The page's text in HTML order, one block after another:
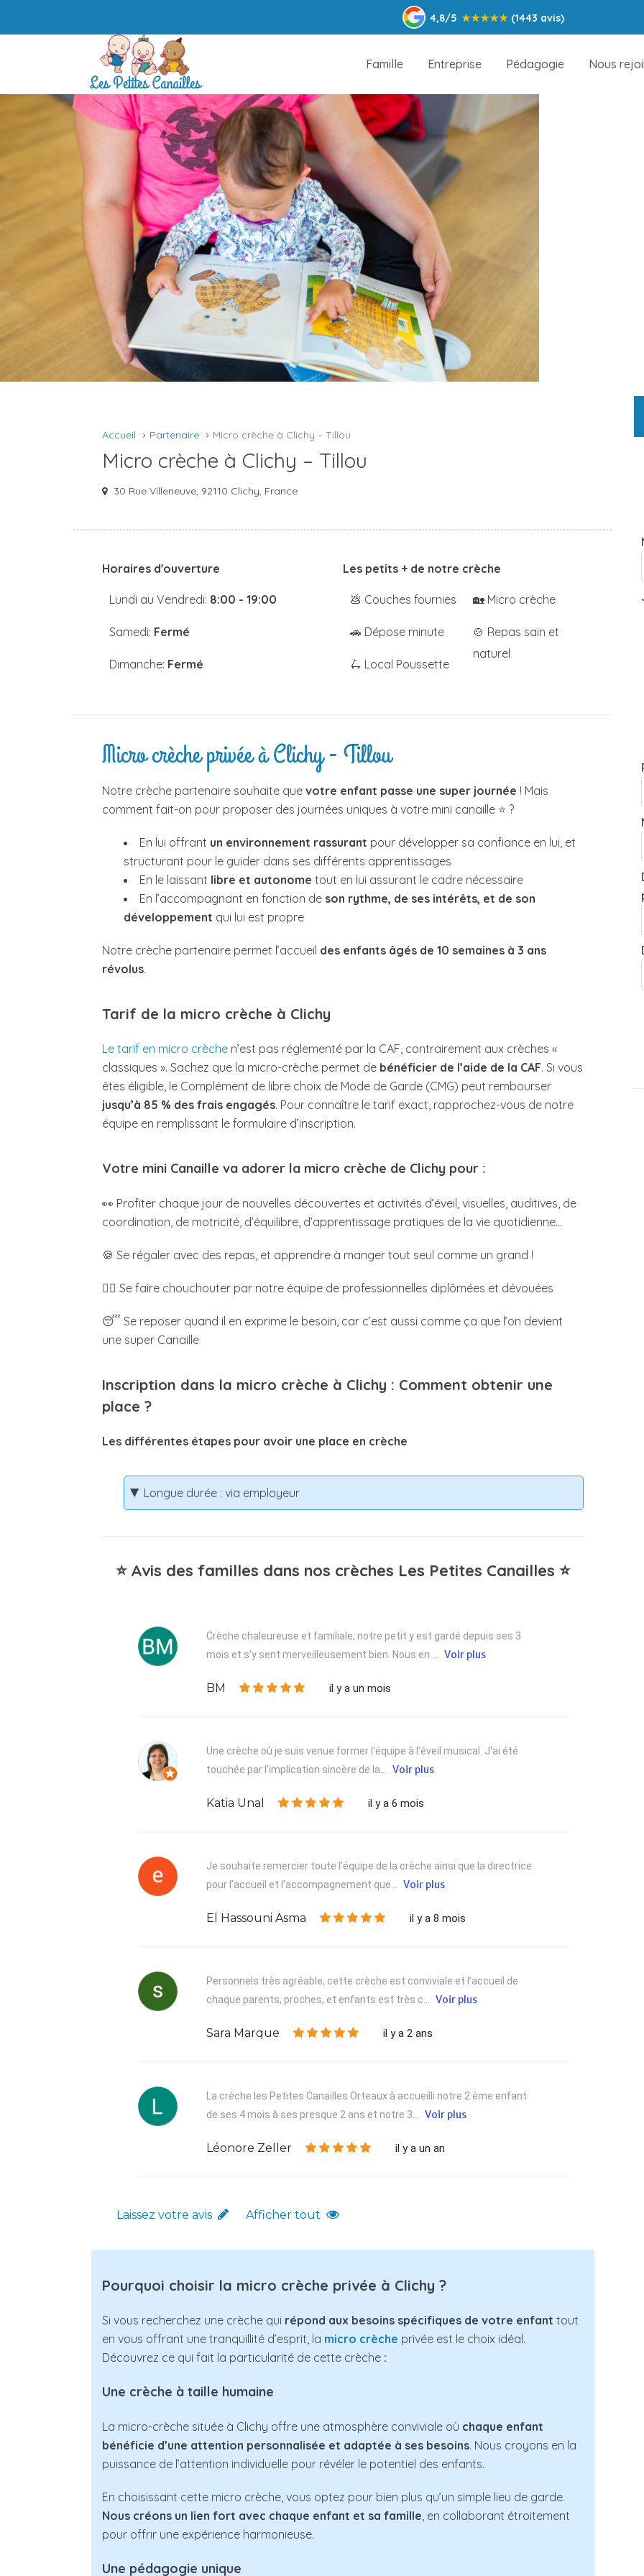
4,8/5 ★★★★★ (1443 avis)
Famille Entreprise Pédagogie Nous
Accueil Partenaire Micro crèche à Clichy – Tillou
Micro crèche à Clichy – Tillou
30 Rue Villeneuve, 92110 Clichy, France
Horaires d'ouverture
Lundi au Vendredi: 8:00 - 19:00
Samedi: Fermé
Dimanche: Fermé
Les petits + de notre crèche
💩 Couches fournies
🚗 Dépose minute
🛴 Local Poussette
🏡 Micro crèche
🍲 Repas sain et
naturel
Micro crèche privée à Clichy - Tillou
Notre crèche partenaire souhaite que votre enfant passe une super journée ! Mais
comment fait-on pour proposer des journées uniques à votre mini canaille ⭐ ?
En lui offrant un environnement rassurant pour développer sa confiance en lui, et
structurant pour le guider dans ses différents apprentissages
En le laissant libre et autonome tout en lui assurant le cadre nécessaire
En l’accompagnant en fonction de son rythme, de ses intérêts, et de son
développement qui lui est propre
Notre crèche partenaire permet l’accueil des enfants âgés de 10 semaines à 3 ans
révolus.
Tarif de la micro crèche à Clichy
Le tarif en micro crèche n’est pas réglementé par la CAF, contrairement aux crèches «
classiques ». Sachez que la micro-crèche permet de bénéficier de l’aide de la CAF. Si vous
êtes éligible, le Complément de libre choix de Mode de Garde (CMG) peut rembourser
jusqu’à 85 % des frais engagés. Pour connaître le tarif exact, rapprochez-vous de notre
équipe en remplissant le formulaire d’inscription.
Votre mini Canaille va adorer la micro crèche de Clichy pour :
👀 Profiter chaque jour de nouvelles découvertes et activités d’éveil, visuelles, auditives, de
coordination, de motricité, d’équilibre, d’apprentissage pratiques de la vie quotidienne…
🍪 Se régaler avec des repas, et apprendre à manger tout seul comme un grand !
🧖‍♀️ Se faire chouchouter par notre équipe de professionnelles diplômées et dévouées
😴 Se reposer quand il en exprime le besoin, car c’est aussi comme ça que l’on devient
une super Canaille
Inscription dans la micro crèche à Clichy : Comment obtenir une
place ?
Les différentes étapes pour avoir une place en crèche
Longue durée : via employeur
⭐ Avis des familles dans nos crèches Les Petites Canailles ⭐
Crèche chaleureuse et familiale, notre petit y est gardé depuis ses 3
mois et s'y sent merveilleusement bien. Nous en ... Voir plus
BM il y a un mois
Une crèche où je suis venue former l'équipe à l'éveil musical. J'ai été
touchée par l'implication sincère de la... Voir plus
Katia Unal il y a 6 mois
Je souhaite remercier toute l’équipe de la crèche ainsi que la directrice
pour l’accueil et l’accompagnement que... Voir plus
El Hassouni Asma il y a 8 mois
Personnels très agréable, cette crèche est conviviale et l'accueil de
chaque parents, proches, et enfants est très c... Voir plus
Sara Marque il y a 2 ans
La crèche les Petites Canailles Orteaux à accueilli notre 2 ème enfant
de ses 4 mois à ses presque 2 ans et notre 3... Voir plus
Léonore Zeller il y a un an
Laissez votre avis Afficher tout
Pourquoi choisir la micro crèche privée à Clichy ?
Si vous recherchez une crèche qui répond aux besoins spécifiques de votre enfant tout
en vous offrant une tranquillité d’esprit, la micro crèche privée est le choix idéal.
Découvrez ce qui fait la particularité de cette crèche :
Une crèche à taille humaine
La micro-crèche située à Clichy offre une atmosphère conviviale où chaque enfant
bénéficie d’une attention personnalisée et adaptée à ses besoins. Nous croyons en la
puissance de l’attention individuelle pour révéler le potentiel des enfants.
En choisissant cette micro crèche, vous optez pour bien plus qu’un simple lieu de garde.
Nous créons un lien fort avec chaque enfant et sa famille, en collaborant étroitement
pour offrir une expérience harmonieuse.
Une pédagogie unique